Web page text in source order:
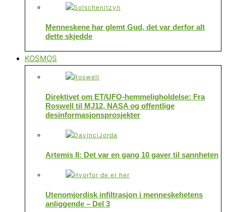
Menneskene har glemt Gud, det var derfor alt
dette skjedde
KOSMOS
Direktivet om ET/UFO-hemmeligholdelse: Fra
Roswell til MJ12, NASA og offentlige
desinformasjonsprosjekter
Artemis II: Det var en gang 10 gaver til sannheten
Utenomjordisk infiltrasjon i menneskehetens
anliggende – Del 3